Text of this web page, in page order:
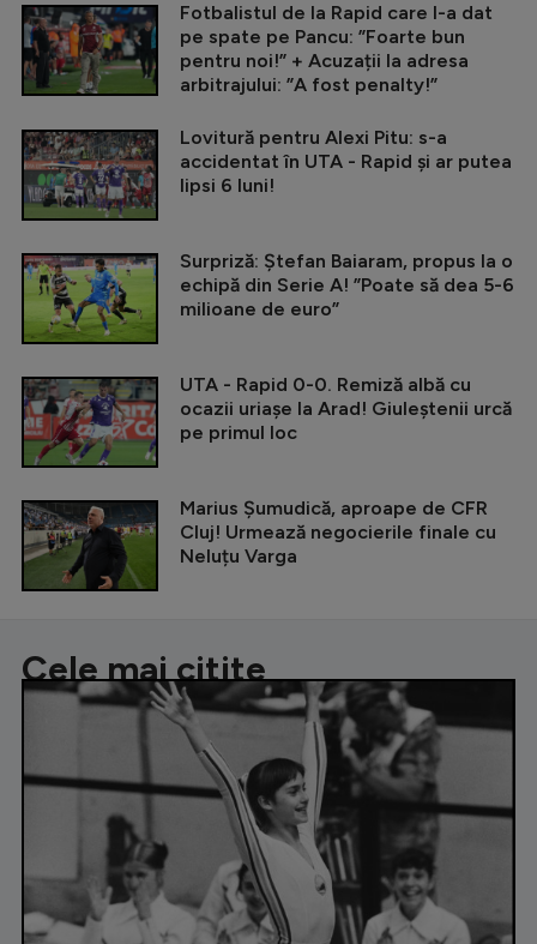
Fotbalistul de la Rapid care l-a dat
pe spate pe Pancu: ”Foarte bun
pentru noi!” + Acuzații la adresa
arbitrajului: ”A fost penalty!”
Lovitură pentru Alexi Pitu: s-a
accidentat în UTA - Rapid și ar putea
lipsi 6 luni!
Surpriză: Ștefan Baiaram, propus la o
echipă din Serie A! ”Poate să dea 5-6
milioane de euro”
UTA - Rapid 0-0. Remiză albă cu
ocazii uriașe la Arad! Giuleștenii urcă
pe primul loc
Marius Șumudică, aproape de CFR
Cluj! Urmează negocierile finale cu
Neluțu Varga
Cele mai citite